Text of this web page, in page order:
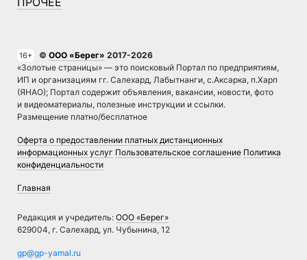
16+ © ООО «Берег» 2017-2026
«Золотые страницы» — это поисковый Портал по предприятиям,
ИП и организациям гг. Салехард, Лабытнанги, с.Аксарка, п.Харп
(ЯНАО); Портал содержит объявления, вакансии, новости, фото
и видеоматериалы, полезные инструкции и ссылки.
Размещение платно/бесплатное
Оферта о предоставлении платных дистанционных
информационных услуг Пользовательское соглашение Политика
конфиденциальности
Главная
Редакция и учредитель: ООО «Берег»
629004, г. Салехард, ул. Чубынина, 12